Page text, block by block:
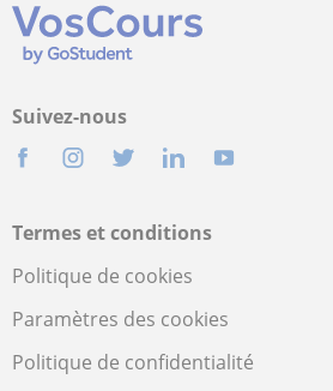
Suivez-nous
Termes et conditions
Politique de cookies
Paramètres des cookies
Politique de confidentialité